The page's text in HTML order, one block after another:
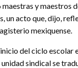
y maestros
un acto que, dijo,
mexiquense.
del ciclo escolar
sindical se